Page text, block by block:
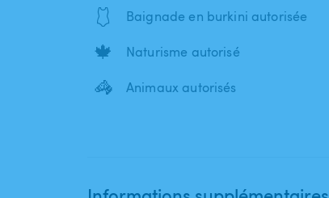
🩱 Baignade en burkini autorisée
🍁 Naturisme autorisé
🦓 Animaux autorisés